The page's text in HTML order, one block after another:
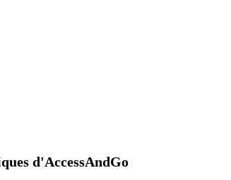
d'AccessAndGo